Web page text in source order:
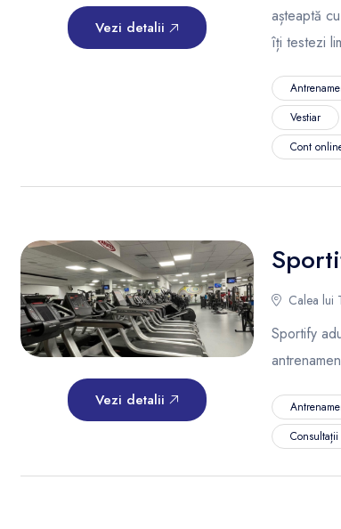
Vezi detalii
așteaptă
îți testezi
Vestiar
Cont
Vezi detalii
Calea lui
Sportify